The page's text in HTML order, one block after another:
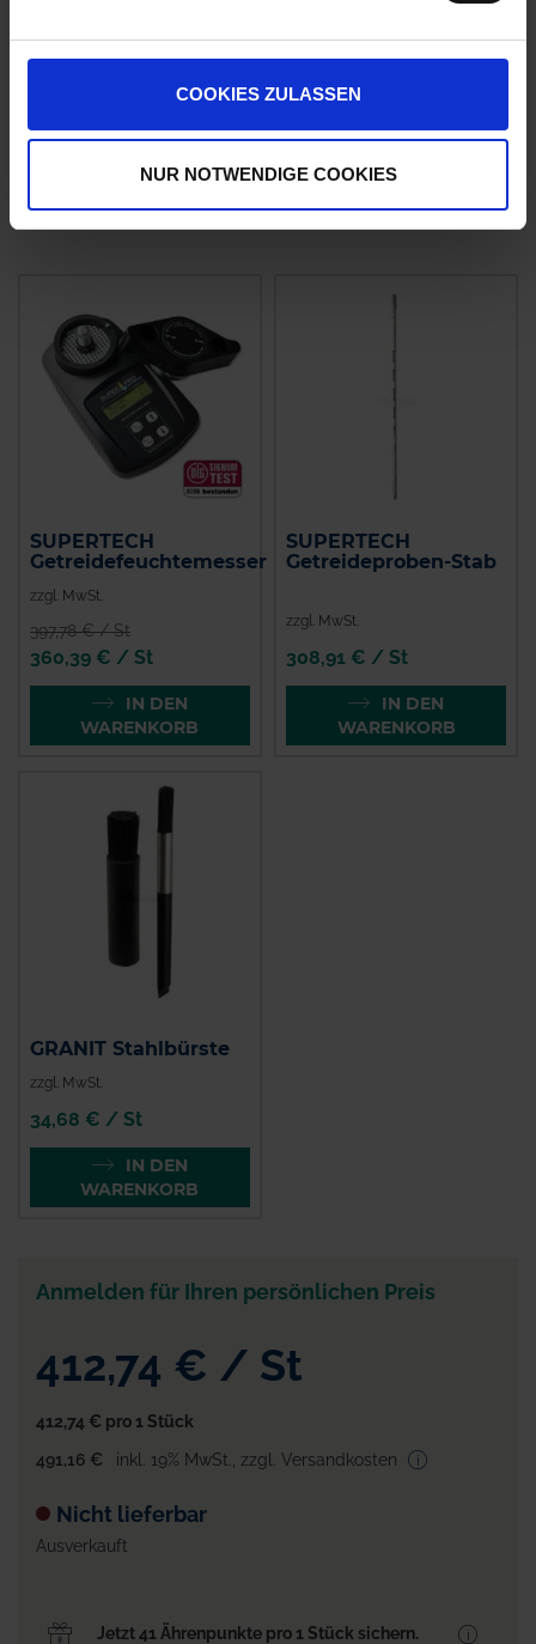
COOKIES ZULASSEN
NUR NOTWENDIGE COOKIES
WARENKORB
WARENKORB
Ähnliche Produkte
SUPERTECH
Getreidefeuchtemesser
zzgl. MwSt.
397,78 € / St
360,39 € / St
IN DEN
WARENKORB
SUPERTECH
Getreideproben-Stab
zzgl. MwSt.
308,91 € / St
IN DEN
WARENKORB
GRANIT Stahlbürste
zzgl. MwSt.
34,68 € / St
IN DEN
WARENKORB
Anmelden für Ihren persönlichen Preis
412,74 € / St
412,74 € pro 1 Stück
491,16 €
inkl. 19% MwSt. zzgl. Versandkosten
Nicht lieferbar
Ausverkauft
Jetzt 41 Ährenpunkte pro 1 Stück sichern.